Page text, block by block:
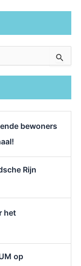
bewoners
Rijn
het
op